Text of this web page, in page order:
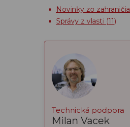
Novinky zo zahraničia
Správy z vlasti (11)
Technická podpora
Milan Vacek